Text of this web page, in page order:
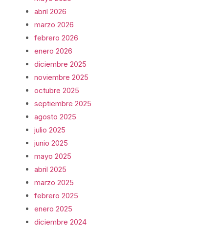
abril 2026
marzo 2026
febrero 2026
enero 2026
diciembre 2025
noviembre 2025
octubre 2025
septiembre 2025
agosto 2025
julio 2025
junio 2025
mayo 2025
abril 2025
marzo 2025
febrero 2025
enero 2025
diciembre 2024